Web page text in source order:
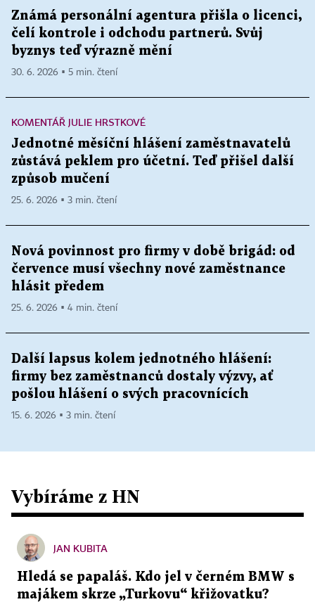
Známá personální agentura přišla o licenci,
čelí kontrole i odchodu partnerů. Svůj
byznys teď výrazně mění
30. 6. 2026 ▪ 5 min. čtení
KOMENTÁŘ JULIE HRSTKOVÉ
Jednotné měsíční hlášení zaměstnavatelů
zůstává peklem pro účetní. Teď přišel další
způsob mučení
25. 6. 2026 ▪ 3 min. čtení
Nová povinnost pro firmy v době brigád: od
července musí všechny nové zaměstnance
hlásit předem
25. 6. 2026 ▪ 4 min. čtení
Další lapsus kolem jednotného hlášení:
firmy bez zaměstnanců dostaly výzvy, ať
pošlou hlášení o svých pracovnících
15. 6. 2026 ▪ 3 min. čtení
Vybíráme z HN
JAN KUBITA
Hledá se papaláš. Kdo jel v černém BMW s
majákem skrze „Turkovu“ křižovatku?